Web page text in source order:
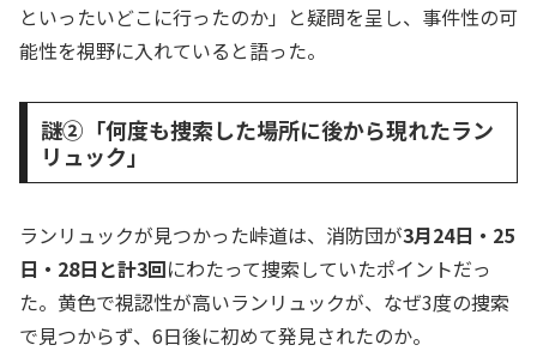
といったいどこに行ったのか」と疑問を呈し、事件性の可
能性を視野に入れていると語った。
謎②「何度も捜索した場所に後から現れたラン
リュック」
ランリュックが見つかった峠道は、消防団が3月24日・25
日・28日と計3回にわたって捜索していたポイントだっ
た。黄色で視認性が高いランリュックが、なぜ3度の捜索
で見つからず、6日後に初めて発見されたのか。